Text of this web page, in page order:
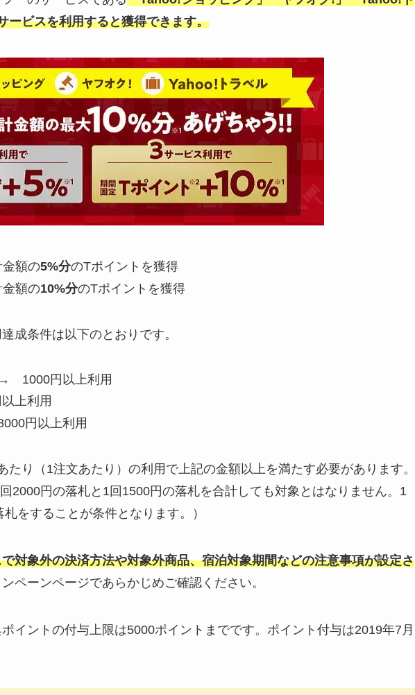
ービスを利用すると獲得できます。
額の5%分のTポイントを獲得
額の10%分のTポイントを獲得
成条件は以下のとおりです。
1000円以上利用
上利用
円以上利用
たり（1注文あたり）の利用で上記の金額以上を満たす必要があります。
2000円の落札と1回1500円の落札を合計しても対象とはなりません。1
をすることが条件となります。）
対象外の決済方法や対象外商品、宿泊対象期間などの注意事項が設定さ
ペーンページであらかじめご確認ください。
イントの付与上限は5000ポイントまでです。ポイント付与は2019年7月